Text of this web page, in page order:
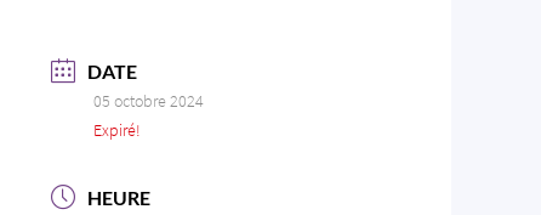
DATE
05 octobre 2024
Expiré!
HEURE